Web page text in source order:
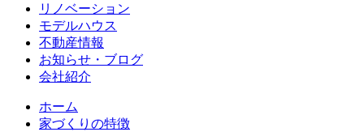
リノベーション
モデルハウス
不動産情報
お知らせ・ブログ
会社紹介
ホーム
家づくりの特徴